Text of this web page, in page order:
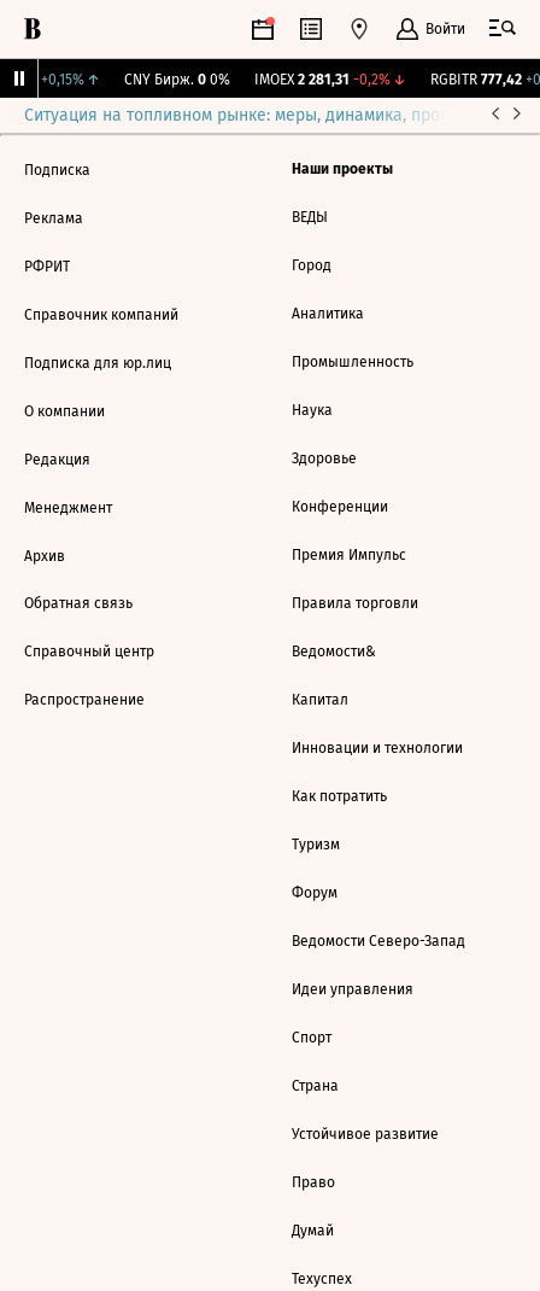
Войти
+0,15%↑ CNY Бирж. 0 0% IMOEX 2 281,31 -0,2%↓ RGBITR 777,42
Ситуация на топливном рынке: меры, динамика, прогнозы
Подписка
Реклама
РФРИТ
Справочник компаний
Подписка для юр.лиц
О компании
Редакция
Менеджмент
Архив
Обратная связь
Справочный центр
Распространение
Наши проекты
ВЕДЫ
Город
Аналитика
Промышленность
Наука
Здоровье
Конференции
Премия Импульс
Правила торговли
Ведомости&
Капитал
Инновации и технологии
Как потратить
Туризм
Форум
Ведомости Северо-Запад
Идеи управления
Спорт
Страна
Устойчивое развитие
Право
Думай
Техуспех